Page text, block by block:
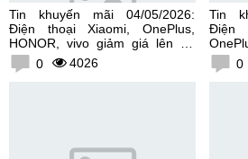
Tin khuyến mãi 04/05/2026:
Điện thoại Xiaomi, OnePlus,
HONOR, vivo giảm giá lên tới
300K0 4026
Tin
Điện
0